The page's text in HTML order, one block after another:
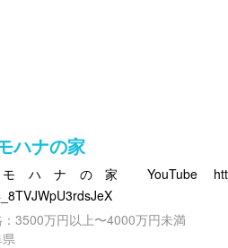
ハナの家
ハナの家 YouTube https://
3500万円以上〜4000万円未満